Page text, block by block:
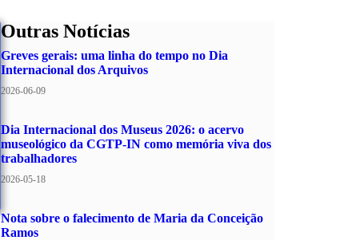
Outras Notícias
Greves gerais: uma linha do tempo no Dia
Internacional dos Arquivos
2026-06-09
Dia Internacional dos Museus 2026: o acervo
museológico da CGTP-IN como memória viva dos
trabalhadores
2026-05-18
Nota sobre o falecimento de Maria da Conceição
Ramos